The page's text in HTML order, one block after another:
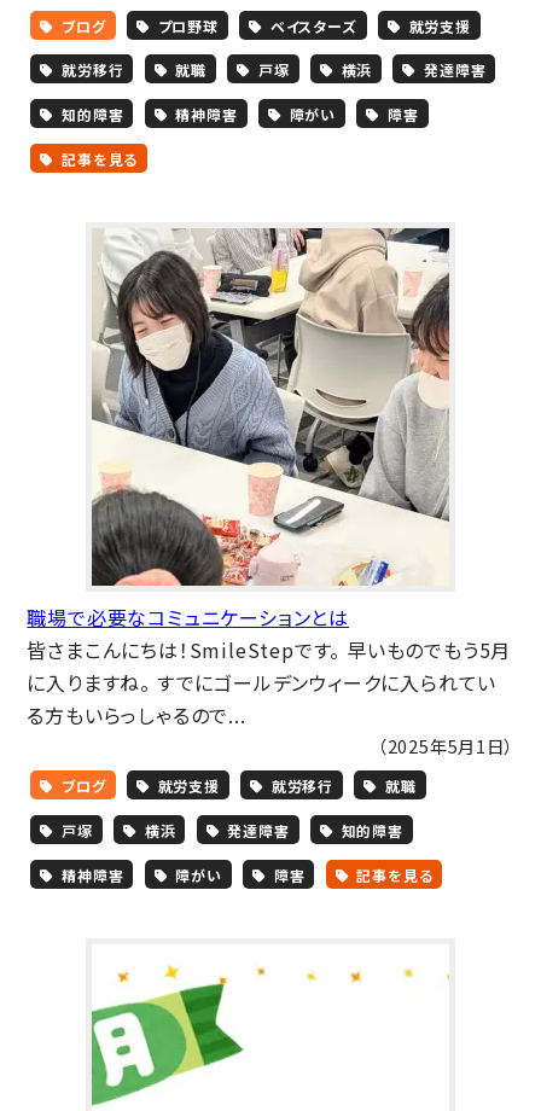
ブログ プロ野球 ベイスターズ 就労支援
就労移行 就職 戸塚 横浜 発達障害
知的障害 精神障害 障がい 障害
記事を見る
職場で必要なコミュニケーションとは
皆さまこんにちは！SmileStepです。 早いものでもう5月
に入りますね。 すでにゴールデンウィークに入られてい
る方もいらっしゃるので...
（2025年5月1日）
ブログ 就労支援 就労移行 就職
戸塚 横浜 発達障害 知的障害
精神障害 障がい 障害 記事を見る